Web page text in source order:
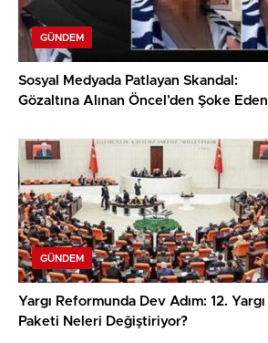
GÜNDEM
Sosyal Medyada Patlayan Skandal:
Gözaltına Alınan Öncel’den Şoke Eden
GÜNDEM
Yargı Reformunda Dev Adım: 12. Yargı
Paketi Neleri Değiştiriyor?